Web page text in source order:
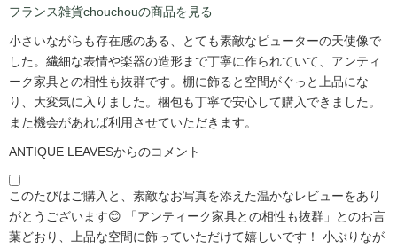
フランス雑貨chouchouの商品を見る
小さいながらも存在感のある、とても素敵なピューターの天使像で
した。繊細な表情や楽器の造形まで丁寧に作られていて、アンティ
ーク家具との相性も抜群です。棚に飾ると空間がぐっと上品にな
り、大変気に入りました。梱包も丁寧で安心して購入できました。
また機会があれば利用させていただきます。
ANTIQUE LEAVESからのコメント
このたびはご購入と、素敵なお写真を添えた温かなレビューをあり
がとうございます😊 「アンティーク家具との相性も抜群」とのお言
葉どおり、上品な空間に飾っていただけて嬉しいです！ 小ぶりなが